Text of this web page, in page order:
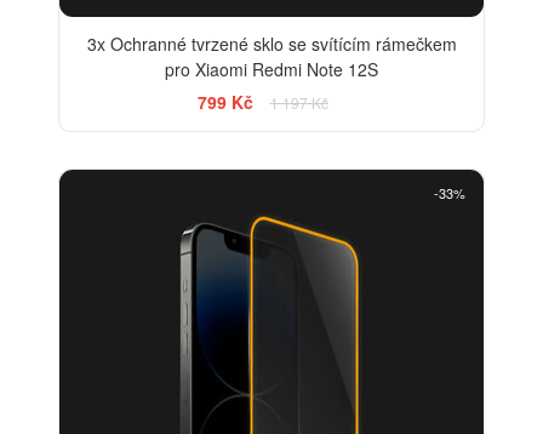
3x Ochranné tvrzené sklo se svítícím rámečkem
pro Xiaomi Redmi Note 12S
799 Kč
1 197 Kč
-33%